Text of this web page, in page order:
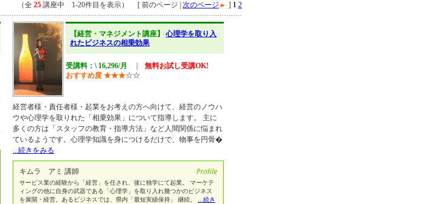
（全 25 講座中 1-20件目を表示） [ 前のページ | 次のページ ] 1 2
【経営・マネジメント講座】心理学を取り入
れたビジネスの相乗効果
受講料：\ 16,296/月
無料お試し受講OK!
おすすめ度 ★★★☆☆
経営者様・責任者様・起業をお考えの方へ向けて、経営のノウハ
ウや心理学を取りれた「相乗効果」について指導します。 主に
多くの方は「スタッフの教育・指導方法」など人間関係に悩まれ
ているようです。心理学知識を身につけるだけで、物事を円骨�
...続きをみる
キムラ アミ 講師
サービス業の経験から「経営」を任され、後に独学にて起業。 マーケテ
ィングの他に自身の武器である「心理学」を取り入れ幾つかのビジネス
を展開・経営。あるビジネスでは、県内「最短実績保持」 継続。
...続き